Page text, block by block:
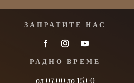
ЗАПРАТИТЕ НАС
РАДНО ВРЕМЕ
од 07.00 до 15.00